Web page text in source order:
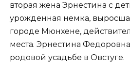
вторая жена Эрнестина с
урожденная немка,
городе Мюнхене,
места. Эрнестина
родовой усадьбе в Овстуге.